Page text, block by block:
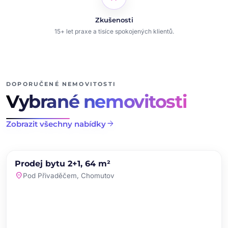
Zkušenosti
15+ let praxe a tisíce spokojených klientů.
DOPORUČENÉ NEMOVITOSTI
Vybrané nemovitosti
Zobrazit všechny nabídkyarrow_forward
PRODEJ NOVINKA
Prodej bytu 2+1, 64 m²
location_onPod Přivaděčem, Chomutov